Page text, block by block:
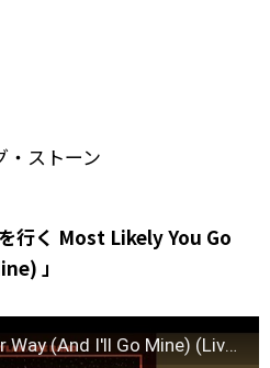
・ストーン
行く Most Likely You Go
」
Most Likely You Go Your Way (And I'll Go Mine) (Live at LA Forum, Inglewood, CA – February 1974)